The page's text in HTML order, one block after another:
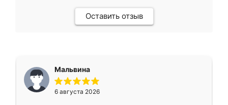
Оставить отзыв
Мальвина
6 августа 2026